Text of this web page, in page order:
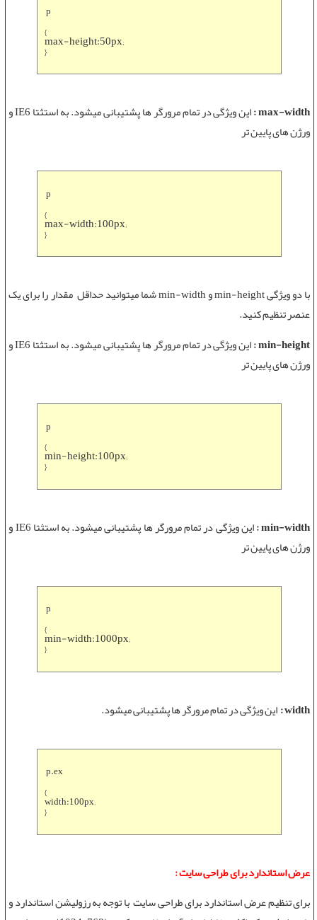
p
{max-height:50px;
}
max-width :
این ویژگی در تمام مرورگر ها پشتیبانی میشود. به استثتا IE6 و
ورژن های پایین تر
p
{max-width:100px;
}
با دو ویژگی min-height و min-width شما میتوانید حداقل مقدار را برای یک
عنصر تنظیم کنید.
min-height :
این ویژگی در تمام مرورگر ها پشتیبانی میشود. به استثتا IE6 و
ورژن های پایین تر
p
{min-height:100px;
}
min-width :
این ویژگی در تمام مرورگر ها پشتیبانی میشود. به استثتا IE6 و
ورژن های پایین تر
p
{min-width:1000px;
}
width : این ویژگی در تمام مرورگر ها پشتیبانی میشود.
p.ex
{width:100px;
}
عرض استاندارد برای طراحی سایت :
برای تنظیم عرض استاندارد برایطراحی سایتبا توجه به رزولیشن استاندارد و